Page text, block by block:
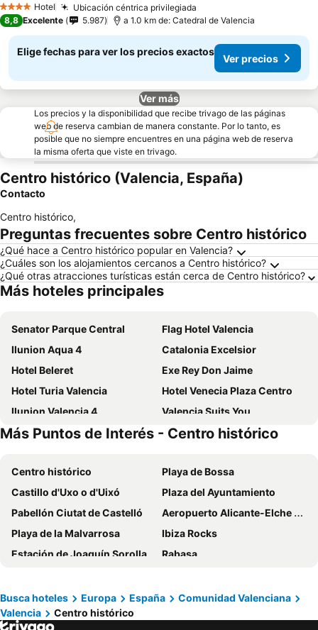
4 EstrellasHotel Ubicación céntrica privilegiada
8,8 Excelente 5.987 a 1.0 km de: Catedral de Valencia
Elige fechas para ver los precios exactos
Ver precios
Ver más
Los precios y la disponibilidad que recibe trivago de las páginas
web de reserva cambian de manera constante. Por lo tanto, es
posible que no siempre encuentres en una página web de reserva
la misma oferta que viste en trivago.
Centro histórico (Valencia, España)
Contacto
Centro histórico,
Preguntas frecuentes sobre Centro histórico
¿Qué hace a Centro histórico popular en Valencia?
¿Cuáles son los alojamientos cercanos a Centro histórico?
¿Qué otras atracciones turísticas están cerca de Centro histórico?
Más hoteles principales
Senator Parque Central
Flag Hotel Valencia
Ilunion Aqua 4
Catalonia Excelsior
Hotel Beleret
Exe Rey Don Jaime
Hotel Turia Valencia
Hotel Venecia Plaza Centro
Ilunion Valencia 4
Valencia Suits You
Casual Vintage Valencia
Port Feria Valencia
Ilunion Valencia 3
One Shot Colón
Novotel Valencia Lavant
NH Valencia Las Artes
hotel medium valencia
NH Valencia Las Ciencias
Hotel Dimar
Vincci Mercat
Las Arenas Balneario Resort
Hi Valencia Canovas
Barceló Valencia
Eurostars Gran Valencia
Hotel Olympia Universidades
Más Puntos de Interés - Centro histórico
Centro histórico
Playa de Bossa
Castillo d'Uxo o d'Uixó
Plaza del Ayuntamiento
Pabellón Ciutat de Castelló
Aeropuerto Alicante-Elche Miguel Hernández
Playa de la Malvarrosa
Ibiza Rocks
Estación de Joaquín Sorolla
Rabasa
Aeropuerto de Valencia
Elda - Petrer
Playa Cala Saona
Busca hoteles Europa España
Comunidad Valenciana
Valencia
Centro histórico